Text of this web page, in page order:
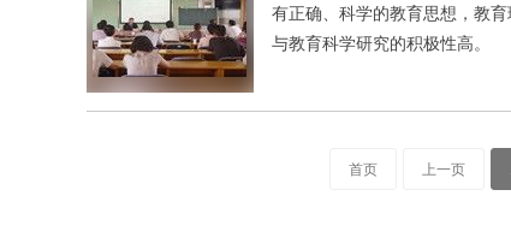
有正确、科学的教育思想，教
与教育科学研究的积极性高。
首页 上一页